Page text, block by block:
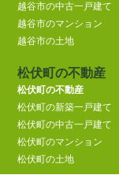
越谷市の中古一戸建て
越谷市のマンション
越谷市の土地
松伏町の不動産
松伏町の不動産
松伏町の新築一戸建て
松伏町の中古一戸建て
松伏町のマンション
松伏町の土地